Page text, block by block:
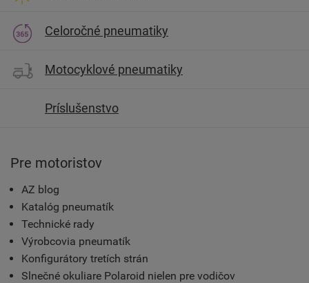
Celoročné pneumatiky
Motocyklové pneumatiky
Príslušenstvo
Pre motoristov
AZ blog
Katalóg pneumatík
Technické rady
Výrobcovia pneumatík
Konfigurátory tretích strán
Slnečné okuliare Polaroid nielen pre vodičov